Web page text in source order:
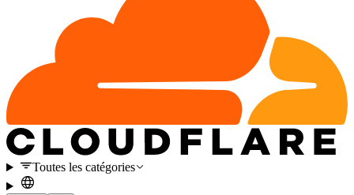
Toutes les catégories